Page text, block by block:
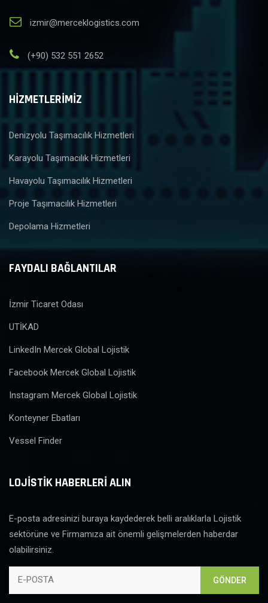
izmir@merceklogistics.com
(+90) 532 551 2652
HİZMETLERİMİZ
Denizyolu Taşımacılık Hizmetleri
Karayolu Taşımacılık Hizmetleri
Havayolu Taşımacılık Hizmetleri
Proje Taşımacılık Hizmetleri
Depolama Hizmetleri
FAYDALI BAĞLANTILAR
İzmir Ticaret Odası
UTİKAD
LinkedIn Mercek Global Lojistik
Facebook Mercek Global Lojistik
Instagram Mercek Global Lojistik
Konteyner Ebatları
Vessel Finder
LOJİSTİK HABERLERİ ALIN
E-posta adresinizi buraya kaydederek belli aralıklarla Lojistik
sektörüne ve Firmamıza ait önemli gelişmelerden haberdar
olabilirsiniz.
GÖNDER